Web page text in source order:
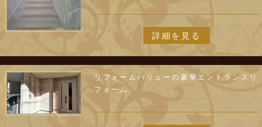
詳細を見る
リフォームバリューの豪華エントランスリ
フォーム